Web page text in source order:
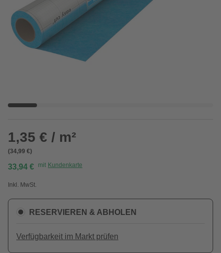
1,35 € / m²
(34,99 €)
33,94 € mit Kundenkarte
Inkl. MwSt.
RESERVIEREN & ABHOLEN
Verfügbarkeit im Markt prüfen